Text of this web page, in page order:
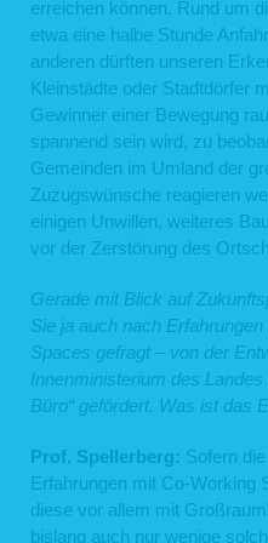
erreichen können. Rund um
etwa eine halbe Stunde
anderen dürften unseren
Kleinstädte oder Stadtdörfer
Gewinner einer Bewegung
spannend sein wird, zu
Gemeinden im Umland der
Zuzugswünsche reagieren
einigen Unwillen, weiteres
vor der Zerstörung des
Gerade mit Blick auf
Sie ja auch nach
Spaces gefragt – von der
Innenministerium des
Büro“ gefördert. Was ist das
Prof. Spellerberg: Sofern
Erfahrungen mit Co-Working
diese vor allem mit
bislang auch nur wenige
sowie administrativen Zwecken.
Speicherung der Daten bzw. der
Aus Gründen der technischen
Angriffsversuchen auf unseren
kurzzeitig gespeichert. Anhand
einzelne Personen nicht möglich.
Daten durch Verkürzung der IP-
es nicht mehr möglich ist, einen
verarbeitet. Eine Speicherung
personenbezogenen Daten
Datenbeständen oder eine
Auf unserer Webseite ist ein
elektronische Kontaktaufnahme
wahr, so werden die von Ihnen in
übermittelt und gespeichert:
Name
Rechtsgrundlage für die
anschließenden Kommunikation
keine Weitergabe der Daten an